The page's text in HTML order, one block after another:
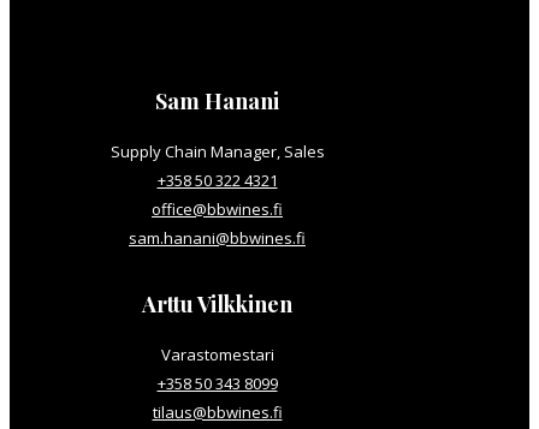
Sam Hanani
Supply Chain Manager, Sales
+358 50 322 4321
office@bbwines.fi
sam.hanani@bbwines.fi
Arttu Vilkkinen
Varastomestari
+358 50 343 8099
tilaus@bbwines.fi